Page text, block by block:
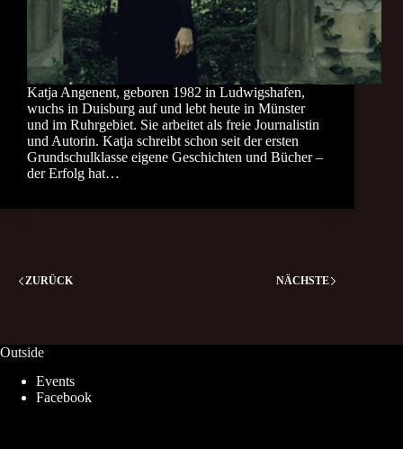
Katja Angenent, geboren 1982 in Ludwigshafen,
wuchs in Duisburg auf und lebt heute in Münster
und im Ruhrgebiet. Sie arbeitet als freie Journalistin
und Autorin. Katja schreibt schon seit der ersten
Grundschulklasse eigene Geschichten und Bücher –
der Erfolg hat…
ZURÜCK NÄCHSTE
Outside
Events
Facebook